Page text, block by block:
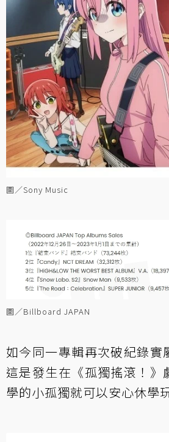
圖／Sony Music
圖／Billboard JAPAN
如今同一專輯再次破紀錄實
這是發生在《孤獨搖滾！》
學的小孤獨就可以安心休學